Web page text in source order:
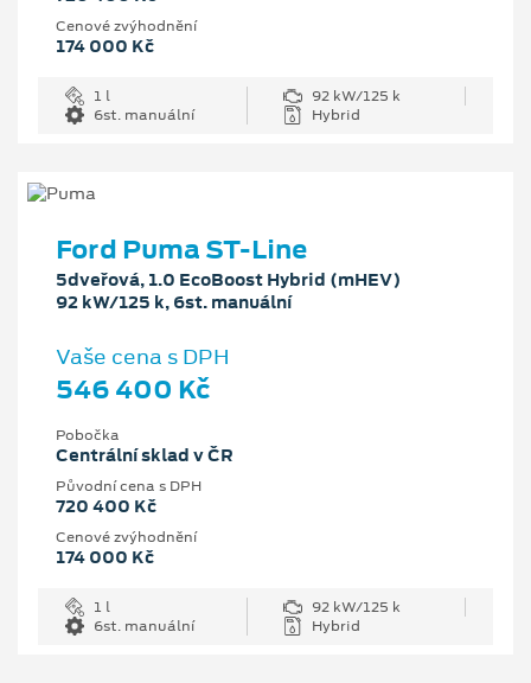
Cenové zvýhodnění
174 000 Kč
1 l
92 kW/125 k
6st. manuální
Hybrid
Ford Puma ST-Line
5dveřová, 1.0 EcoBoost Hybrid (mHEV)
92 kW/125 k, 6st. manuální
Vaše cena s DPH
546 400 Kč
Pobočka
Centrální sklad v ČR
Původní cena s DPH
720 400 Kč
Cenové zvýhodnění
174 000 Kč
1 l
92 kW/125 k
6st. manuální
Hybrid